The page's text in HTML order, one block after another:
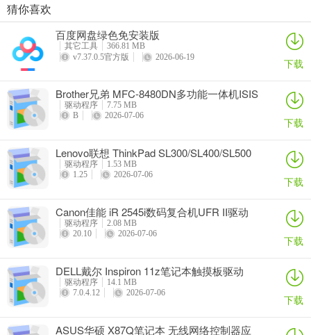
奥睿科PAS3062-2E/PAS3062-2S/PAS3064-2S2E系列扩展卡驱动
详情
Canon佳能 PowerShot A310 WIA驱动
详情
AMD Mobility Radeon HD 2000/HD 3000/HD 4000/HD 5000系列移动显卡催化剂驱动
映泰Hi-Fi H77S 5.x主板BIOS
猜你喜欢
百度网盘绿色免安装版
其它工具
366.81 MB
v7.37.0.5官方版
2026-06-19 下载
Brother兄弟 MFC-8480DN多功能一体机ISIS
驱动
驱动程序
7.75 MB
B
2026-07-06 下载
Lenovo联想 ThinkPad SL300/SL400/SL500
笔记本BIOS
驱动程序
1.53 MB
1.25
2026-07-06 下载
Canon佳能 iR 2545i数码复合机UFR II驱动
驱动程序
2.08 MB
20.10
2026-07-06 下载
DELL戴尔 Inspiron 11z笔记本触摸板驱动
驱动程序
14.1 MB
7.0.4.12
2026-07-06 下载
ASUS华硕 X87Q笔记本 无线网络控制器应